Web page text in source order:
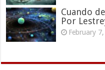
Cuando
Por
February